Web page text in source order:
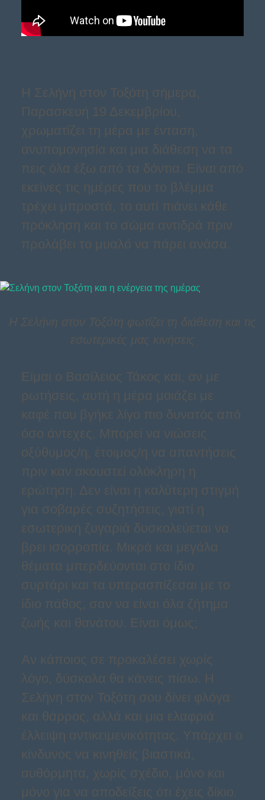
Η Σελήνη στον Τοξότη σήμερα,
Παρασκευή 19 Δεκεμβρίου,
χρωματίζει τη μέρα με ένταση,
ανυπομονησία και μια διάθεση να τα
πεις όλα έξω από τα δόντια. Είναι από
εκείνες τις ημέρες που το βλέμμα
τρέχει μπροστά, το αυτί πιάνει κάθε
πρόκληση και το σώμα αντιδρά πριν
προλάβει το μυαλό να πάρει ανάσα.
Η Σελήνη στον Τοξότη φωτίζει τη διάθεση και τις
εσωτερικές μας κινήσεις
Είμαι ο Βασίλειος Τάκος και, αν με
ρωτήσεις, αυτή η μέρα μοιάζει με
καφέ που βγήκε λίγο πιο δυνατός από
όσο άντεχες. Μπορεί να νιώσεις
οξύθυμος/η, έτοιμος/η να απαντήσεις
πριν καν ακουστεί ολόκληρη η
ερώτηση. Δεν είναι η καλύτερη στιγμή
για σοβαρές συζητήσεις, γιατί η
εσωτερική ζυγαριά δυσκολεύεται να
βρει ισορροπία. Μικρά και μεγάλα
θέματα μπερδεύονται στο ίδιο
συρτάρι και τα υπερασπίζεσαι με το
ίδιο πάθος, σαν να είναι όλα ζήτημα
ζωής και θανάτου. Είναι όμως;
Αν κάποιος σε προκαλέσει χωρίς
λόγο, δύσκολα θα κάνεις πίσω. Η
Σελήνη στον Τοξότη σου δίνει φλόγα
και θάρρος, αλλά και μια ελαφριά
έλλειψη αντικειμενικότητας. Υπάρχει ο
κίνδυνος να κινηθείς βιαστικά,
αυθόρμητα, χωρίς σχέδιο, μόνο και
μόνο για να αποδείξεις ότι έχεις δίκιο.